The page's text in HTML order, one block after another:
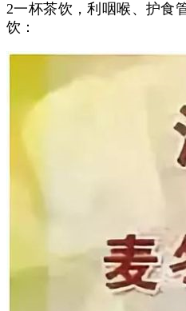
2一杯茶饮，利咽喉、护食
饮：